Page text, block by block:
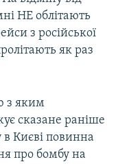
НЕ облітають
з російської
як раз
з яким
сказане раніше
Києві повинна
про бомбу на